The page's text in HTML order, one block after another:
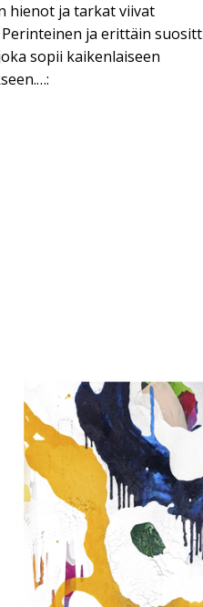
hienot ja tarkat viivat
ja erittäin
sopii kaikenlaiseen